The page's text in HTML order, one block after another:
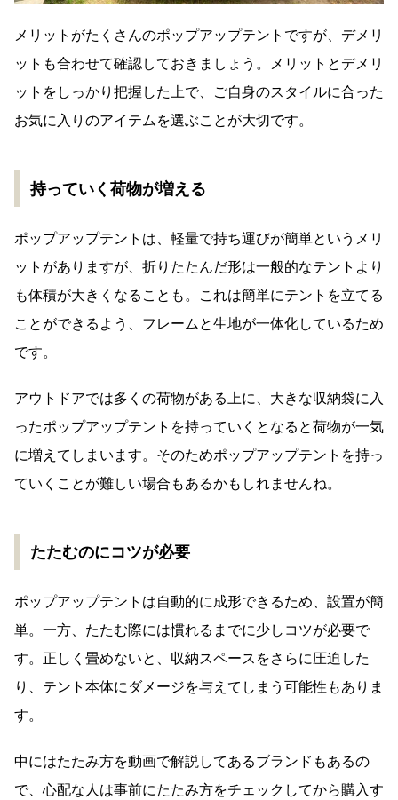
メリットがたくさんのポップアップテントですが、デメリ
ットも合わせて確認しておきましょう。メリットとデメリ
ットをしっかり把握した上で、ご自身のスタイルに合った
お気に入りのアイテムを選ぶことが大切です。
持っていく荷物が増える
ポップアップテントは、軽量で持ち運びが簡単というメリ
ットがありますが、折りたたんだ形は一般的なテントより
も体積が大きくなることも。これは簡単にテントを立てる
ことができるよう、フレームと生地が一体化しているため
です。
アウトドアでは多くの荷物がある上に、大きな収納袋に入
ったポップアップテントを持っていくとなると荷物が一気
に増えてしまいます。そのためポップアップテントを持っ
ていくことが難しい場合もあるかもしれませんね。
たたむのにコツが必要
ポップアップテントは自動的に成形できるため、設置が簡
単。一方、たたむ際には慣れるまでに少しコツが必要で
す。正しく畳めないと、収納スペースをさらに圧迫した
り、テント本体にダメージを与えてしまう可能性もありま
す。
中にはたたみ方を動画で解説してあるブランドもあるの
で、心配な人は事前にたたみ方をチェックしてから購入す